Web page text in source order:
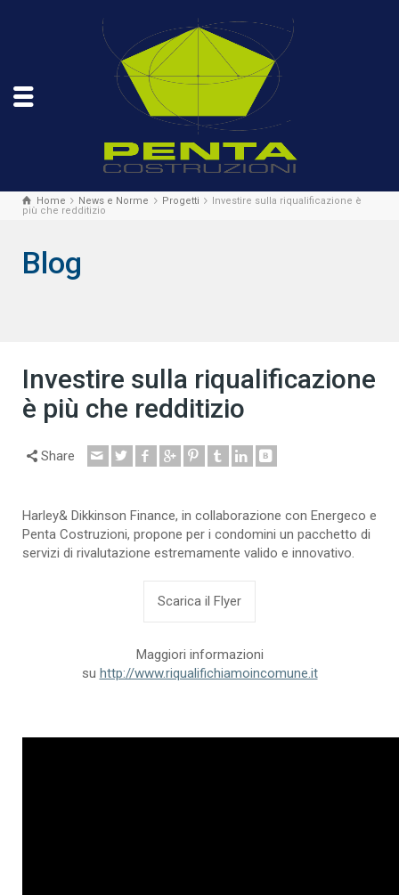
Home News e Norme Progetti
Investire sulla riqualificazione è
più che redditizio
Blog
Investire sulla riqualificazione
è più che redditizio
Share
Harley& Dikkinson Finance, in collaborazione con Energeco e
Penta Costruzioni, propone per i condomini un pacchetto di
servizi di rivalutazione estremamente valido e innovativo.
Scarica il Flyer
Maggiori informazioni
su http://www.riqualifichiamoincomune.it